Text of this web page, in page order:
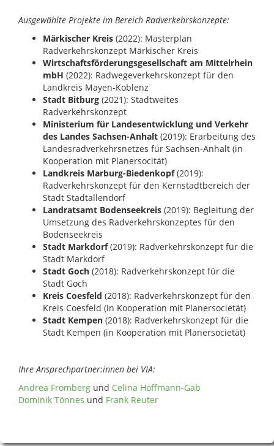
Ausgewählte Projekte im Bereich Radverkehrskonzepte:
Märkischer Kreis (2022): Masterplan
Radverkehrskonzept Märkischer Kreis
Wirtschaftsförderungsgesellschaft am Mittelrhein
mbH (2022): Radwegeverkehrskonzept für den
Landkreis Mayen-Koblenz
Stadt Bitburg (2021): Stadtweites
Radverkehrskonzept
Ministerium für Landesentwicklung und Verkehr
des Landes Sachsen-Anhalt (2019): Erarbeitung des
Landesradverkehrsnetzes für Sachsen-Anhalt (in
Kooperation mit Planersocität)
Landkreis Marburg-Biedenkopf(2019):
Radverkehrskonzept für den Kernstadtbereich der
Stadt Stadtallendorf
Landratsamt Bodenseekreis (2019): Begleitung der
Umsetzung des Radverkehrskonzeptes für den
Bodenseekreis
Stadt Markdorf(2019): Radverkehrskonzept für die
Stadt Markdorf
Stadt Goch (2018): Radverkehrskonzept für die
Stadt Goch
Kreis Coesfeld (2018): Radverkehrskonzept für den
Kreis Coesfeld (in Kooperation mit Planersocietät)
Stadt Kempen (2018): Radverkehrskonzept für die
Stadt Kempen (in Kooperation mit Planersocietät)
Ihre Ansprechpartner:innen bei VIA:
Andrea Fromberg und Celina Hoffmann-Gäb
Dominik Tönnes und Frank Reuter